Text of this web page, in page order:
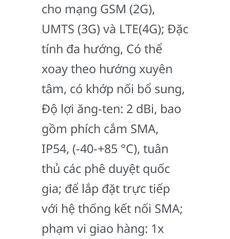
cho mạng GSM (2G),
UMTS (3G) và LTE(4G); Đặc
tính đa hướng, Có thể
xoay theo hướng xuyên
tâm, có khớp nối bổ sung,
Độ lợi ăng-ten: 2 dBi, bao
gồm phích cắm SMA,
IP54, (-40-+85 °C), tuân
thủ các phê duyệt quốc
gia; để lắp đặt trực tiếp
với hệ thống kết nối SMA;
phạm vi giao hàng: 1x